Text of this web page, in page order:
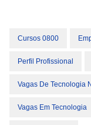
Cursos 0800
Perfil Profissional
Vagas De Tecnologia
Vagas Em Tecnologia